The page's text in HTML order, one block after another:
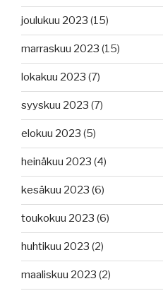
joulukuu 2023 (15)
marraskuu 2023 (15)
lokakuu 2023 (7)
syyskuu 2023 (7)
elokuu 2023 (5)
heinäkuu 2023 (4)
kesäkuu 2023 (6)
toukokuu 2023 (6)
huhtikuu 2023 (2)
maaliskuu 2023 (2)